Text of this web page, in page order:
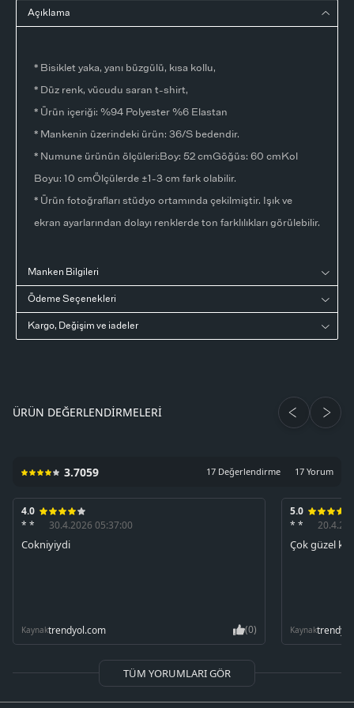
Açıklama
* Bisiklet yaka, yanı büzgülü, kısa kollu,
* Düz renk, vücudu saran t-shirt,
* Ürün içeriği: %94 Polyester %6 Elastan
* Mankenin üzerindeki ürün: 36/S bedendir.
* Numune ürünün ölçüleri:Boy: 52 cmGöğüs: 60 cmKol
Boyu: 10 cmÖlçülerde ±1-3 cm fark olabilir.
* Ürün fotoğrafları stüdyo ortamında çekilmiştir. Işık ve
ekran ayarlarından dolayı renklerde ton farklılıkları görülebilir.
Manken Bilgileri
Ödeme Seçenekleri
Kargo, Değişim ve iadeler
ÜRÜN DEĞERLENDIRMELERI
3.7059 17 Değerlendirme 17 Yorum
4.0
* *
30.4.2026 05:37:00
Cokniyiydi
Kaynaktrendyol.com (0)
5.0
* *
Çok güzel
Kaynak
TÜM YORUMLARI GÖR